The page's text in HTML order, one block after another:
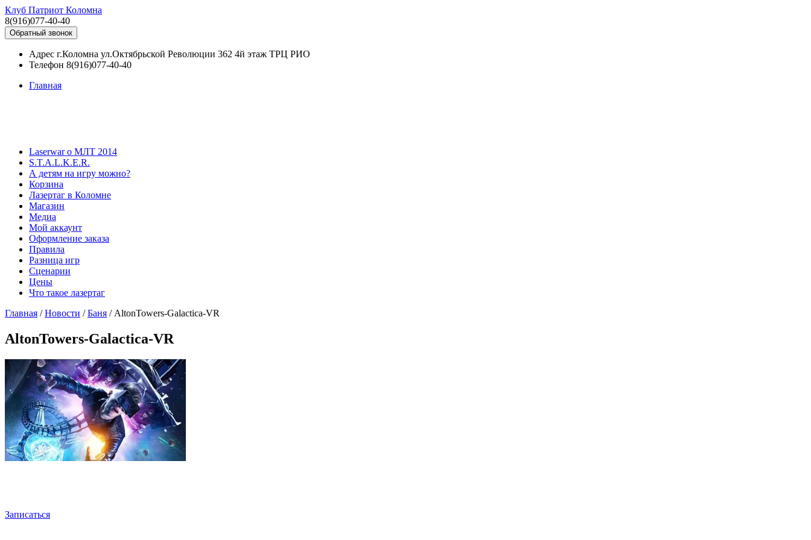
Клуб Патриот Коломна
8(916)077-40-40
Обратный звонок
Адрес г.Коломна ул.Октябрьской Революции 362 4й этаж ТРЦ РИО
Телефон 8(916)077-40-40
Главная
Laserwar о МЛТ 2014
S.T.A.L.K.E.R.
А детям на игру можно?
Корзина
Лазертаг в Коломне
Магазин
Медиа
Мой аккаунт
Оформление заказа
Правила
Разница игр
Сценарии
Цены
Что такое лазертаг
Главная /Новости /Баня / AltonTowers-Galactica-VR
AltonTowers-Galactica-VR
Записаться